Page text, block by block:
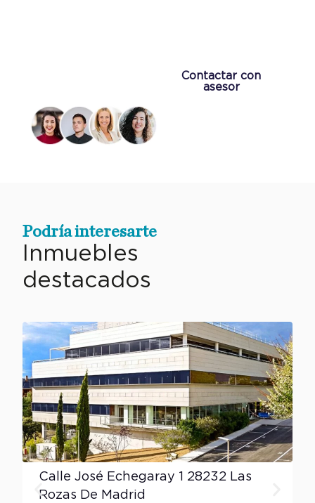
Contactar con
asesor
Podría interesarte
Inmuebles
destacados
Calle José Echegaray 1 28232 Las
Rozas De Madrid